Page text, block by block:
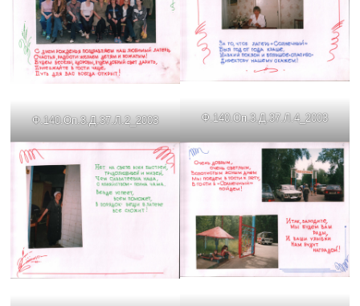
Ф.140.Оп.3.Д.37.Л.2_2003 Ф.140.Оп.3.Д.37.Л.4_2003